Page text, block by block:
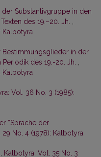
der Substantivgruppe in den
des 19.–20. Jh.
Kalbotyra
Bestimmungsglieder in der
des 19.-20. Jh.
Kalbotyra
Vol. 36 No. 3 (1985):
“Sprache der
No. 4 (1978): Kalbotyra
Kalbotyra: Vol. 35 No. 3